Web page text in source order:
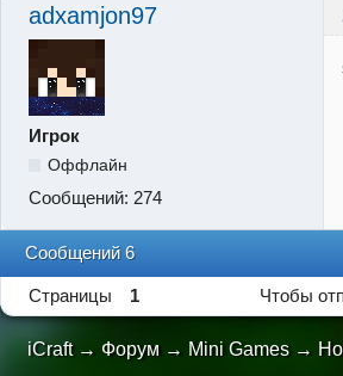
adxamjon97
Игрок
Оффлайн
Сообщений: 274
Сообщений 6
Страницы 1 Чтобы
iCraft → Форум → Mini Games →